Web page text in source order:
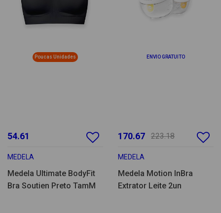
Poucas Unidades
54.61
MEDELA
Medela Ultimate BodyFit
Bra Soutien Preto TamM
ENVIO GRATUITO
170.67 223.18
MEDELA
Medela Motion InBra
Extrator Leite 2un